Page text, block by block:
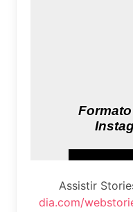
Assistir
dia.com/